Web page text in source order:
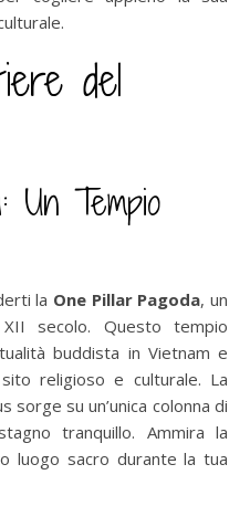
del
Un Tempio
la One Pillar Pagoda, un
secolo. Questo tempio
buddista in Vietnam e
religioso e culturale. La
su un’unica colonna di
tranquillo. Ammira la
luogo sacro durante la tua